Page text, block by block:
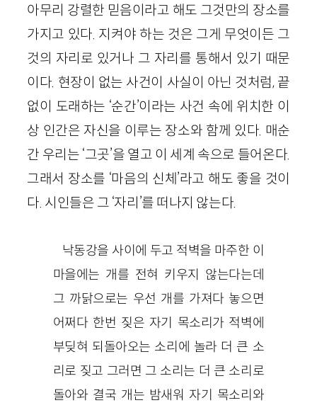
아무리 강렬한 믿음이라고 해도 그것만의 장소를
가지고 있다. 지켜야 하는 것은 그게 무엇이든 그
것의 자리로 있거나 그 자리를 통해서 있기 때문
이다. 현장이 없는 사건이 사실이 아닌 것처럼, 끝
없이 도래하는 ‘순간’이라는 사건 속에 위치한 이
상 인간은 자신을 이루는 장소와 함께 있다. 매순
간 우리는 ‘그곳’을 열고 이 세계 속으로 들어온다.
그래서 장소를 ‘마음의 신체’라고 해도 좋을 것이
다. 시인들은 그 ‘자리’를 떠나지 않는다.
낙동강을 사이에 두고 적벽을 마주한 이
마을에는 개를 전혀 키우지 않는다는데
그 까닭으로는 우선 개를 가져다 놓으면
어쩌다 한번 짖은 자기 목소리가 적벽에
부딪혀 되돌아오는 소리에 놀라 더 큰 소
리로 짖고 그러면 그 소리는 더 큰 소리로
돌아와 결국 개는 밤새워 자기 목소리와